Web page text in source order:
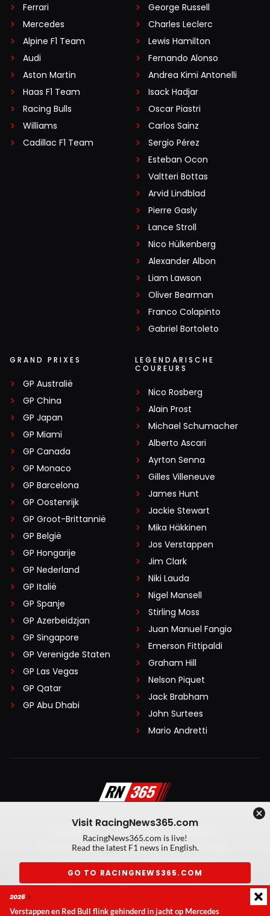
Ferrari
Mercedes
Alpine F1 Team
Audi
Aston Martin
Haas F1 Team
Racing Bulls
Williams
Cadillac F1 Team
George Russell
Charles Leclerc
Lewis Hamilton
Fernando Alonso
Andrea Kimi Antonelli
Isack Hadjar
Oscar Piastri
Carlos Sainz
Sergio Pérez
Esteban Ocon
Valtteri Bottas
Arvid Lindblad
Pierre Gasly
Lance Stroll
Nico Hülkenberg
Alexander Albon
Liam Lawson
Oliver Bearman
Franco Colapinto
Gabriel Bortoleto
GRAND PRIXES
GP Australië
GP China
GP Japan
GP Miami
GP Canada
GP Monaco
GP Barcelona
GP Oostenrijk
GP Groot-Brittannië
GP België
GP Hongarije
GP Nederland
GP Italië
GP Spanje
GP Azerbeidzjan
GP Singapore
GP Verenigde Staten
GP Las Vegas
GP Qatar
GP Abu Dhabi
LEGENDARISCHE
COUREURS
Nico Rosberg
Alain Prost
Michael Schumacher
Alberto Ascari
Ayrton Senna
Gilles Villeneuve
James Hunt
Jackie Stewart
Mika Häkkinen
Jos Verstappen
Jim Clark
Niki Lauda
Nigel Mansell
Stirling Moss
Juan Manuel Fangio
Emerson Fittipaldi
Graham Hill
Nelson Piquet
Jack Brabham
John Surtees
Mario Andretti
Algemene voorwaarden
Privacy Policy
Created by On Your Marks
Privacy manager
Kansspeluitingen
Visit RacingNews365.com
RacingNews365.com is live!
Read the latest F1 news in English.
GO TO RACINGNEWS365.COM
2026
Verstappen en Red Bull flink gehinderd in jacht op Mercedes